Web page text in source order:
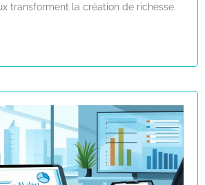
transforment la création de richesse.